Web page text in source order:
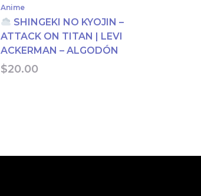
Anime
SHINGEKI NO KYOJIN –
ATTACK ON TITAN | LEVI
ACKERMAN – ALGODÓN
$20.00